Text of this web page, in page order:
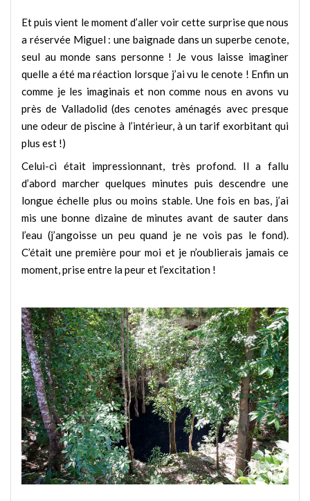
Et puis vient le moment d’aller voir cette surprise que nous
a réservée Miguel : une baignade dans un superbe cenote,
seul au monde sans personne ! Je vous laisse imaginer
quelle a été ma réaction lorsque j’ai vu le cenote ! Enfin un
comme je les imaginais et non comme nous en avons vu
près de Valladolid (des cenotes aménagés avec presque
une odeur de piscine à l’intérieur, à un tarif exorbitant qui
plus est !)
Celui-ci était impressionnant, très profond. Il a fallu
d’abord marcher quelques minutes puis descendre une
longue échelle plus ou moins stable. Une fois en bas, j’ai
mis une bonne dizaine de minutes avant de sauter dans
l’eau (j’angoisse un peu quand je ne vois pas le fond).
C’était une première pour moi et je n’oublierais jamais ce
moment, prise entre la peur et l’excitation !